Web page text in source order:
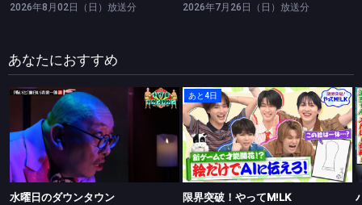
2026年8月02日（日）放送分
2026年7月26日（日）放送分
あなたにおすすめ
水曜日のダウンタウン
怪談に関する説 ほか
水曜日のダウンタウン
あと4日
限界突破！やってM!LK
限界突破！やってM!LK